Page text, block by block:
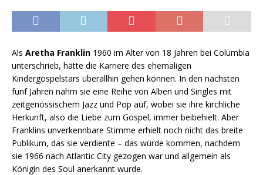
Als Aretha Franklin 1960 im Alter von 18 Jahren bei Columbia
unterschrieb, hätte die Karriere des ehemaligen
Kindergospelstars überallhin gehen können. In den nächsten
fünf Jahren nahm sie eine Reihe von Alben und Singles mit
zeitgenössischem Jazz und Pop auf, wobei sie ihre kirchliche
Herkunft, also die Liebe zum Gospel, immer beibehielt. Aber
Franklins unverkennbare Stimme erhielt noch nicht das breite
Publikum, das sie verdiente – das würde kommen, nachdem
sie 1966 nach Atlantic City gezogen war und allgemein als
Königin des Soul anerkannt wurde.